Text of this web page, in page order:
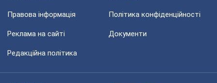
Правова інформація Політика конфіденційності
Реклама на сайті Документи
Редакційна політика